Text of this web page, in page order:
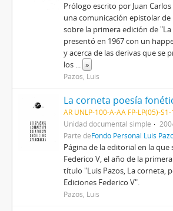
Prólogo escrito por Juan
una comunicación epistolar de
sobre la primera edición de
presentó en 1967 con un
y acerca de las derivas que se
los ... »
Pazos, Luis
AR UNLP-100-A-AA FP-LP(05)-
Unidad documental simple
Parte deFondo Personal Luis
Página de la editorial en la que
Federico V, el año de la
título "Luis Pazos, La corneta,
Ediciones Federico V".
Pazos, Luis